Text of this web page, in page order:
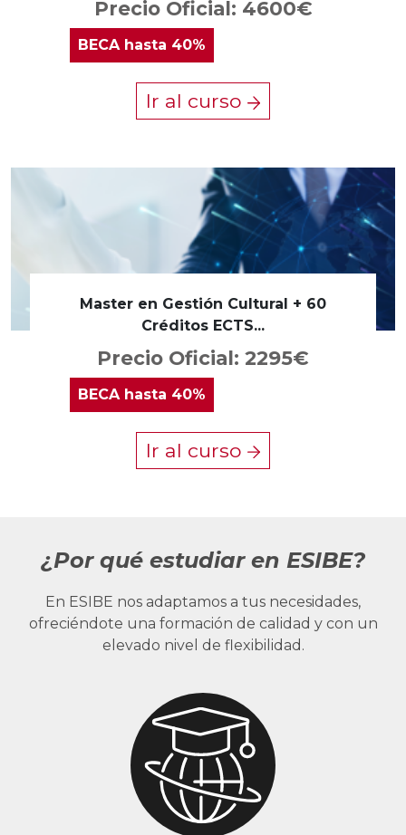
Precio Oficial: 4600€
BECAhasta 40%
Ir al curso
Master en Gestión Cultural + 60
Créditos ECTS...
Precio Oficial: 2295€
BECA hasta 40%
Ir al curso
¿Por qué estudiar en ESIBE?
En ESIBE nos adaptamos a tus necesidades,
ofreciéndote una formación de calidad y con un
elevado nivel de flexibilidad.